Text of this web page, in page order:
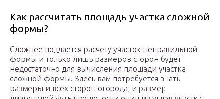
Как рассчитать площадь участка сложной
формы?
Сложнее поддается расчету участок неправильной
формы и только лишь размеров сторон будет
недостаточно для вычисления площади участка
сложной формы. Здесь вам потребуется знать
размеры и всех сторон огорода, и размер